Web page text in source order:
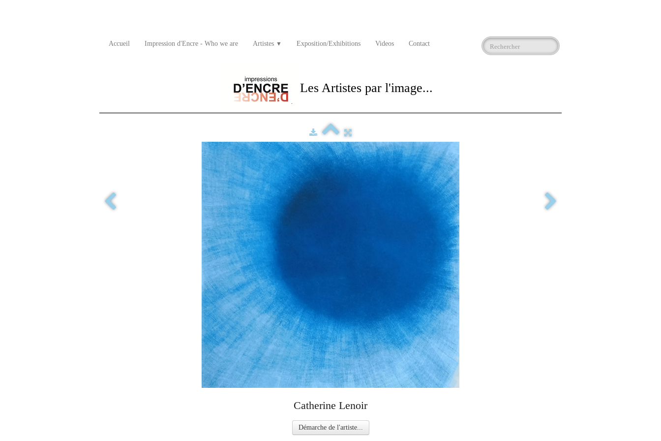
Accueil Impression d'Encre - Who we are Artistes ▼ Exposition/Exhibitions Videos Contact
Les Artistes par l'image...
Catherine Lenoir
Démarche de l'artiste...